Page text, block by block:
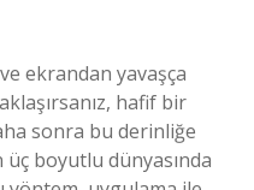
ekrandan yavaşça
hafif bir
sonra bu derinliğe
boyutlu dünyasında